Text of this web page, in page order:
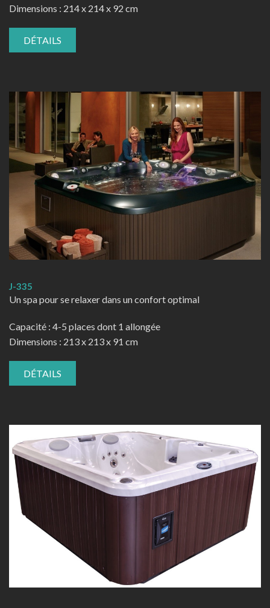
Dimensions : 214 x 214 x 92 cm
DÉTAILS
J-335
Un spa pour se relaxer dans un confort optimal
Capacité : 4-5 places dont 1 allongée
Dimensions : 213 x 213 x 91 cm
DÉTAILS